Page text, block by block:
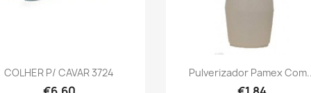
COLHER P/ CAVAR 3724
Quick view Pulverizador Pamex
Quick view